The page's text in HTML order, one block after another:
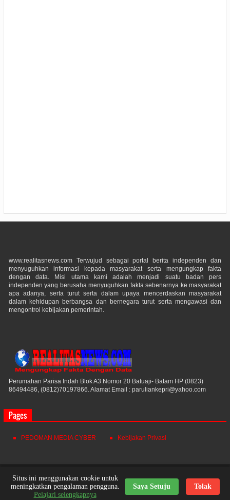
www.realitasnews.com Terwujud sebagai portal berita independen dan
menyuguhkan informasi kepada masyarakat serta mengungkap fakta
dengan data. Misi utama kami adalah menjadi suatu badan pers
independen yang berusaha menyuguhkan fakta sebenarnya ke masyarakat
apa adanya, serta turut serta dalam upaya mencerdaskan masyarakat
dalam kehidupan berbangsa dan bernegara turut serta mengawasi dan
mengontrol kebijakan pemerintah.
Perumahan Parisa Indah Blok A3 Nomor 20 Batuaji- Batam HP (0823)
86494486, (0812)70197866. Alamat Email : paruliankepri@yahoo.com
Pages
PEDOMAN MEDIA CYBER Kebijakan Privasi
Realitas News© 2021. All Rights Reserved.
Powered by Themes24x7 Nick Desain
Situs ini menggunakan cookie untuk
meningkatkan pengalaman pengguna.
Pelajari selengkapnya
Saya Setuju Tolak